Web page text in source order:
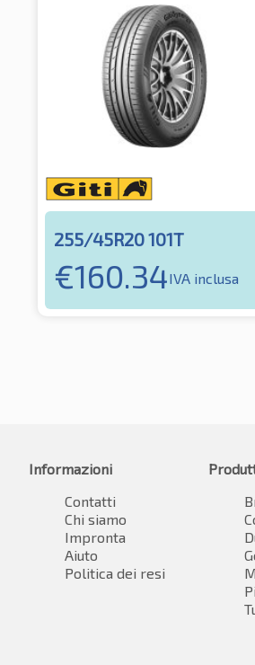
255/45R20 101T
€160.34IVA inclusa
Informazioni
Contatti
Chi siamo
Impronta
Aiuto
Politica dei resi